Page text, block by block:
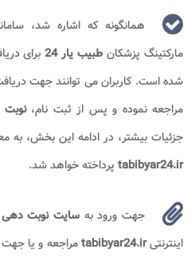
همانگونه که اشاره شد،
مارکتینگ پزشکان طبیب یار 24 برای
شده است. کاربران می توانند جهت
مراجعه نموده و پس از ثبت نام،نوبت
جزئیات بیشتر، در ادامه این بخش، به
tabibyar24.ir پرداخته خواهد شد.
جهت ورود به سایت نوبت دهی
اینترنتیtabibyar24.irمراجعه و یا